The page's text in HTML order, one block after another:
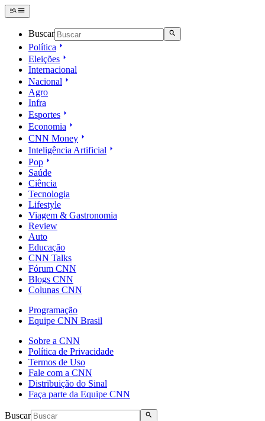
Buscar
Política
Eleições
Internacional
Nacional
Agro
Infra
Esportes
Economia
CNN Money
Inteligência Artificial
Pop
Saúde
Ciência
Tecnologia
Lifestyle
Viagem & Gastronomia
Review
Auto
Educação
CNN Talks
Fórum CNN
Blogs CNN
Colunas CNN
Programação
Equipe CNN Brasil
Sobre a CNN
Política de Privacidade
Termos de Uso
Fale com a CNN
Distribuição do Sinal
Faça parte da Equipe CNN
Buscar